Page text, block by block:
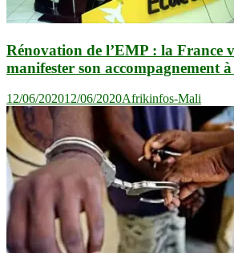
Rénovation de l’EMP : la France
manifester son accompagnement à
12/06/202012/06/2020Afrikinfos-Mali